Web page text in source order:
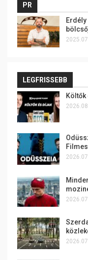
PR
LEGFRISSEBB
Költők
Filmes